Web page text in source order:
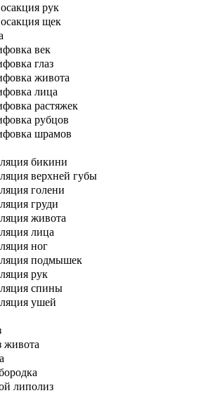
рук
щек
век
глаз
живота
лица
растяжек
рубцов
шрамов
бикини
верхней губы
голени
груди
живота
лица
ног
подмышек
рук
спины
ушей
живота
липолиз